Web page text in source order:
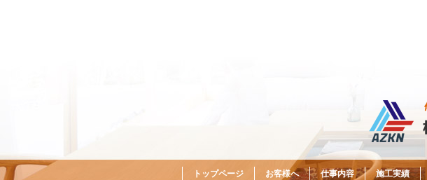
トップページ お客様へ 仕事内容 施工実績